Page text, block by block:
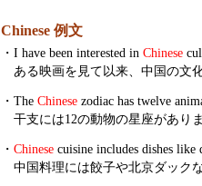
Chinese 例文
・ I have been interested in Chinese
ある映画を見て以来、中国の文
・ The Chinese zodiac has twelve
干支には12の動物の星座がありま
・ Chinese cuisine includes dishes like
中国料理には餃子や北京ダック